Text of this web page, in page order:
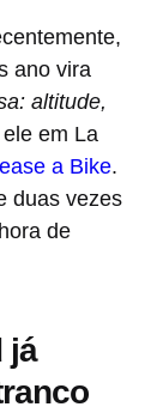
ano vira
altitude,
em La
a Bike.
duas vezes
de
já